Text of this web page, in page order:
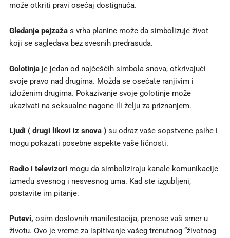
može otkriti pravi osećaj dostignuća.
Gledanje pejzažas vrha planine može da simbolizuje život
koji se sagledava bez svesnih predrasuda.
Golotinja je jedan od najčešćih simbola snova, otkrivajući
svoje pravo nad drugima. Možda se osećate ranjivim i
izloženim drugima. Pokazivanje svoje golotinje može
ukazivati na seksualne nagone ili želju za priznanjem.
Ljudi ( drugi likovi iz snova ) su odraz vaše sopstvene psihe i
mogu pokazati posebne aspekte vaše ličnosti.
Radio i televizori mogu da simboliziraju kanale komunikacije
između svesnog i nesvesnog uma. Kad ste izgubljeni,
postavite im pitanje.
Putevi, osim doslovnih manifestacija, prenose vaš smer u
životu. Ovo je vreme za ispitivanje vašeg trenutnog “životnog